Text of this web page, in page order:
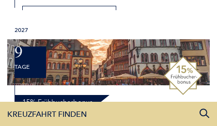
2027
9
TAGE
15% Frühbucherbonus
KREUZFAHRT FINDEN